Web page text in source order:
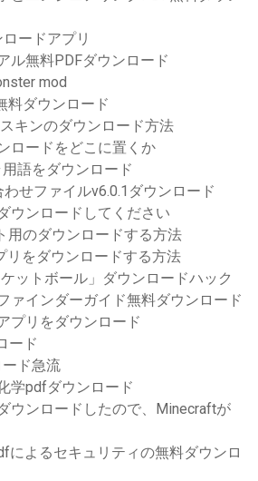
ードアプリ
ル無料PDFダウンロード
mod
料ダウンロード
キンのダウンロード方法
ロードをどこに置くか
語をダウンロード
せファイルv6.0.1ダウンロード
ウンロードしてください
用のダウンロードする方法
リをダウンロードする方法
ットボール」ダウンロードハック
ァインダーガイド無料ダウンロード
プリをダウンロード
ード
ード急流
学pdfダウンロード
ウンロードしたので、Minecraftが
によるセキュリティの無料ダウンロ